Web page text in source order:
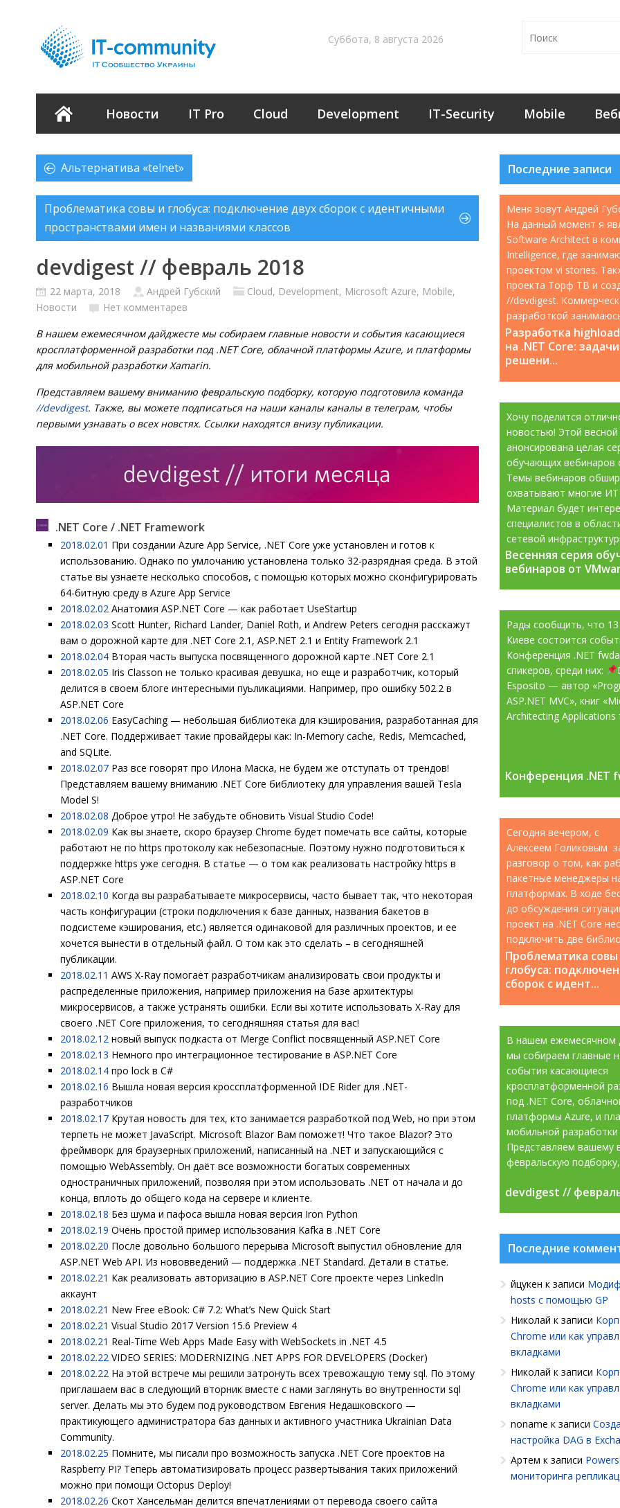
Суббота, 8 августа 2026
Новости IT Pro Cloud Development IT-Security Mobile
Альтернатива «telnet»
Проблематика совы и глобуса: подключение двух сборок с идентичными
пространствами имен и названиями классов
devdigest // февраль 2018
22 марта, 2018 Андрей Губский Cloud, Development, Microsoft Azure, Mobile,
Новости
Нет комментарев
В нашем ежемесячном дайджесте мы собираем главные новости и события касающиеся
кросплатформенной разработки под .NET Core, облачной платформы Azure, и платформы
для мобильной разработки Xamarin.
Представляем вашему вниманию февральскую подборку, которую подготовила команда
//devdigest. Также, вы можете подписаться на наши каналы каналы в телеграм, чтобы
первыми узнавать о всех новстях. Ссылки находятся внизу публикации.
.NET Core / .NET Framework
2018.02.01 При создании Azure App Service, .NET Core уже установлен и готов к
использованию. Однако по умлочанию установлена только 32-разрядная среда. В этой
статье вы узнаете несколько способов, с помощью которых можно сконфигурировать
64-битную среду в Azure App Service
2018.02.02 Анатомия ASP.NET Core — как работает UseStartup
2018.02.03 Scott Hunter, Richard Lander, Daniel Roth, и Andrew Peters сегодня расскажут
вам о дорожной карте для .NET Core 2.1, ASP.NET 2.1 и Entity Framework 2.1
2018.02.04 Вторая часть выпуска посвященного дорожной карте .NET Core 2.1
2018.02.05 Iris Classon не только красивая девушка, но еще и разработчик, который
делится в своем блоге интересными пуьликациями. Например, про ошибку 502.2 в
ASP.NET Core
2018.02.06 EasyCaching — небольшая библиотека для кэширования, разработанная для
.NET Core. Поддерживает такие провайдеры как: In-Memory cache, Redis, Memcached,
and SQLite.
2018.02.07 Раз все говорят про Илона Маска, не будем же отступать от трендов!
Представляем вашему вниманию .NET Core библиотеку для управления вашей Tesla
Model S!
2018.02.08 Доброе утро! Не забудьте обновить Visual Studio Code!
2018.02.09 Как вы знаете, скоро браузер Chrome будет помечать все сайты, которые
работают не по https протоколу как небезопасные. Поэтому нужно подготовиться к
поддержке https уже сегодня. В статье — о том как реализовать настройку https в
ASP.NET Core
2018.02.10 Когда вы разрабатываете микросервисы, часто бывает так, что некоторая
часть конфигурации (строки подключения к базе данных, названия бакетов в
подсистеме кэширования, etc.) является одинаковой для различных проектов, и ее
хочется вынести в отдельный файл. О том как это сделать – в сегодняшней
публикации.
2018.02.11 AWS X-Ray помогает разработчикам анализировать свои продукты и
распределенные приложения, например приложения на базе архитектуры
микросервисов, а также устранять ошибки. Если вы хотите использовать X-Ray для
своего .NET Core приложения, то сегодняшняя статья для вас!
2018.02.12 новый выпуск подкаста от Merge Conflict посвященный ASP.NET Core
2018.02.13 Немного про интеграционное тестирование в ASP.NET Core
2018.02.14 про lock в C#
2018.02.16 Вышла новая версия кроссплатформенной IDE Rider для .NET-
разработчиков
2018.02.17 Крутая новость для тех, кто занимается разработкой под Web, но при этом
терпеть не может JavaScript. Microsoft Blazor Вам поможет! Что такое Blazor? Это
фреймворк для браузерных приложений, написанный на .NET и запускающийся с
помощью WebAssembly. Он даёт все возможности богатых современных
одностраничных приложений, позволяя при этом использовать .NET от начала и до
конца, вплоть до общего кода на сервере и клиенте.
2018.02.18 Без шума и пафоса вышла новая версия Iron Python
2018.02.19 Очень простой пример использования Kafka в .NET Core
2018.02.20 После довольно большого перерыва Microsoft выпустил обновление для
ASP.NET Web API. Из нововведений — поддержка .NET Standard. Детали в статье.
2018.02.21 Как реализовать авторизацию в ASP.NET Core проекте через LinkedIn
аккаунт
2018.02.21 New Free eBook: C# 7.2: What’s New Quick Start
2018.02.21 Visual Studio 2017 Version 15.6 Preview 4
2018.02.21 Real-Time Web Apps Made Easy with WebSockets in .NET 4.5
2018.02.22 VIDEO SERIES: MODERNIZING .NET APPS FOR DEVELOPERS (Docker)
2018.02.22 На этой встрече мы решили затронуть всех тревожащую тему sql. По этому
приглашаем вас в следующий вторник вместе с нами заглянуть во внутренности sql
server. Делать мы это будем под руководством Евгения Недашковского —
практикующего администратора баз данных и активного участника Ukrainian Data
Community.
2018.02.25 Помните, мы писали про возможность запуска .NET Core проектов на
Raspberry PI? Теперь автоматизировать процесс развертывания таких приложений
можно при помощи Octopus Deploy!
2018.02.26 Скот Хансельман делится впечатлениями от перевода своего сайта
Последние записи
Разработка
на .NET Core:
решени...
Меня зовут Андрей
На данный момент я
Software Architect в
Intelligence, где
проектом vi stories.
проекта Торф ТВ и
//devdigest.
разработкой
с 2008 года....
Весенняя серия
вебинаров от
Хочу поделится
новостью! Этой весной
анонсирована целая
обучающих вебинаров
Темы вебинаров
охватывают многие
Материал будет
специалистов в
сетевой
информационной...
Весенняя серия
вебинаров от
Конференция .NET
Рады сообщить, что 13
Киеве состоится
Конференция .NET
спикеров, среди них:
Esposito — автор
ASP.NET MVC», книг
Architecting Applications
Конференция .NET
Проблематика совы
глобуса:
сборок с идент...
Сегодня вечером, с
Алексеем Голиковым
разговор о том, как
пакетные менеджеры
платформах. В ходе
до обсуждения
проект на .NET Core
подключить две
которые содержат
devdigest //
В нашем ежемесячном
мы собираем главные
события касающиеся
кросплатформенной
под .NET Core,
платформы Azure, и
мобильной разработки
Представляем вашему
февральскую
devdigest //
Последние
йцукен к записи
hosts с помощью GP
Николай к записи
Chrome или как
вкладками
Николай к записи
Chrome или как
вкладками
noname к записи
настройка DAG в
Артем к записи
мониторинга